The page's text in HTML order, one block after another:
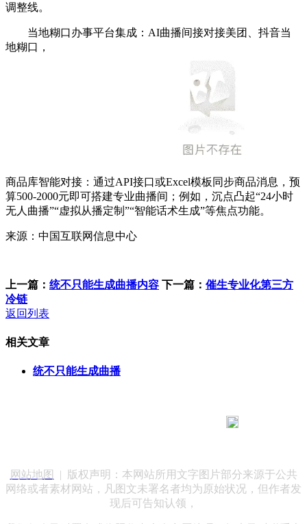
调整线。
当地糊口办事平台集成：AI曲播间接对接美团、抖音当
地糊口，
商品库智能对接：通过API接口或Excel模板同步商品消息，预
算500-2000元即可搭建专业曲播间；例如，沉点凸起“24小时
无人曲播”“虚拟从播定制”“智能话术生成”等焦点功能。
来源：中国互联网信息中心
上一篇： 统不只能生成曲播内容 下一篇： 催生专业化第三方
冷链
返回列表
相关文章
统不只能生成曲播
网站地图
| 版权声明：本网站所用文字图片部分来源于公共
网络或者素材网站，凡图文未署名者均为原始状况，但作者发
现后可告知认领，